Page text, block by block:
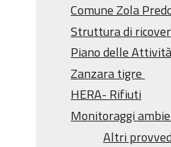
Comune Zola
Struttura di
Piano delle
Zanzara tigre
HERA- Rifiuti
Monitoraggi
Altri